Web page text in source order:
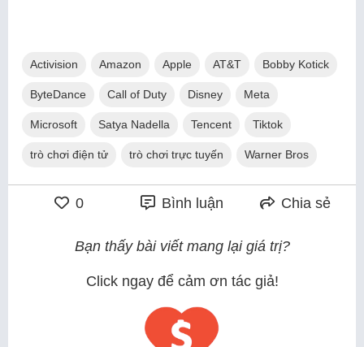
Activision Amazon Apple AT&T Bobby Kotick
ByteDance Call of Duty Disney Meta
Microsoft Satya Nadella Tencent Tiktok
trò chơi điện tử trò chơi trực tuyến Warner Bros
0 Bình luận Chia sẻ
Bạn thấy bài viết mang lại giá trị?
Click ngay để cảm ơn tác giả!